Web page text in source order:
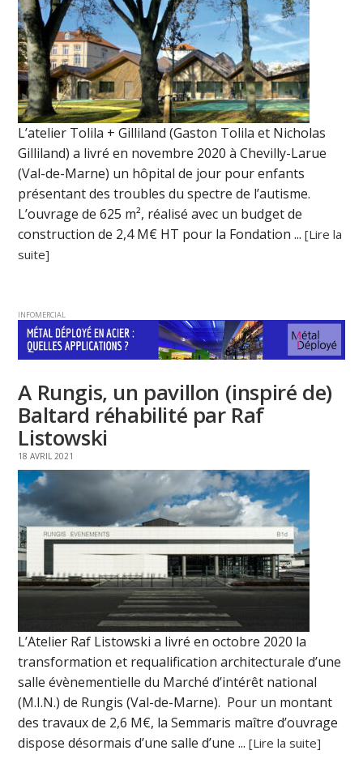
L’atelier Tolila + Gilliland (Gaston Tolila et Nicholas
Gilliland) a livré en novembre 2020 à Chevilly-Larue
(Val-de-Marne) un hôpital de jour pour enfants
présentant des troubles du spectre de l’autisme.
L’ouvrage de 625 m², réalisé avec un budget de
construction de 2,4 M€ HT pour la Fondation ...[Lire la
suite]
INFOMERCIAL
A Rungis, un pavillon (inspiré de)
Baltard réhabilité par Raf
Listowski
18 AVRIL 2021
L’Atelier Raf Listowski a livré en octobre 2020 la
transformation et requalification architecturale d’une
salle évènementielle du Marché d’intérêt national
(M.I.N.) de Rungis (Val-de-Marne). Pour un montant
des travaux de 2,6 M€, la Semmaris maître d’ouvrage
dispose désormais d’une salle d’une ...[Lire la suite]